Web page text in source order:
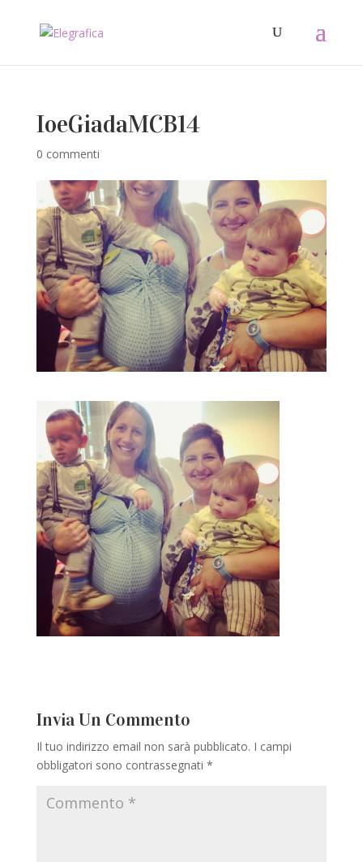
IoeGiadaMCB14
0 commenti
Invia Un Commento
Il tuo indirizzo email non sarà pubblicato. I campi
obbligatori sono contrassegnati *